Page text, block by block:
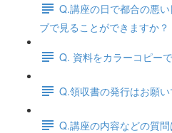
Q.講座の日で都合の悪
ブで見ることができますか？
Q. 資料をカラーコピー
Q.領収書の発行はお願
Q.講座の内容などの質